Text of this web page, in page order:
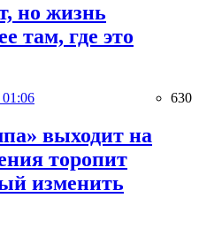
но жизнь
там, где это
01:06 630
выходит на
торопит
изменить